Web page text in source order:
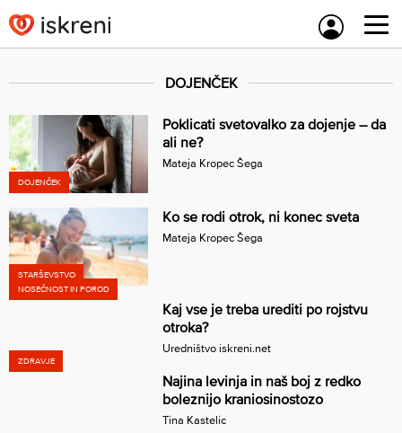
to
content
DOJENČEK
DOJENČEK
Poklicati svetovalko za dojenje – da
ali ne?
Mateja Kropec Šega
STARŠEVSTVO
Ko se rodi otrok, ni konec sveta
Mateja Kropec Šega
NOSEČNOST IN POROD
Kaj vse je treba urediti po rojstvu
otroka?
Uredništvo iskreni.net
ZDRAVJE
Najina levinja in naš boj z redko
boleznijo kraniosinostozo
Tina Kastelic